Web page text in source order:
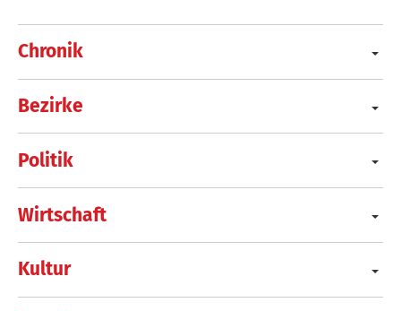
Chronik
Bezirke
Politik
Wirtschaft
Kultur